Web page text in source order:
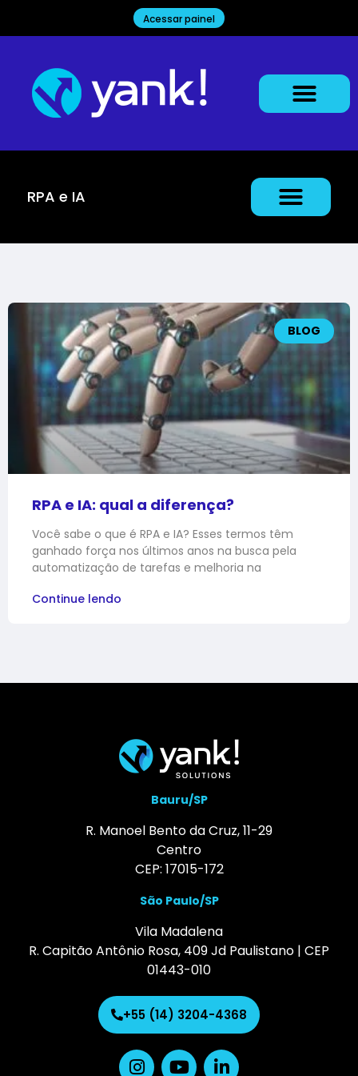
Acessar painel
RPA e IA
BLOG
RPA e IA: qual a diferença?
Você sabe o que é RPA e IA? Esses termos têm
ganhado força nos últimos anos na busca pela
automatização de tarefas e melhoria na
Continue lendo
Bauru/SP
R. Manoel Bento da Cruz, 11-29
Centro
CEP: 17015-172
São Paulo/SP
Vila Madalena
R. Capitão Antônio Rosa, 409 Jd Paulistano | CEP
01443-010
+55 (14) 3204-4368